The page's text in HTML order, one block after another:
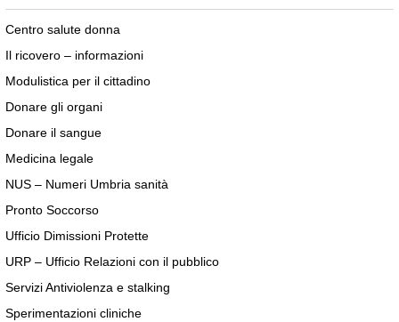
Centro salute donna
Il ricovero – informazioni
Modulistica per il cittadino
Donare gli organi
Donare il sangue
Medicina legale
NUS – Numeri Umbria sanità
Pronto Soccorso
Ufficio Dimissioni Protette
URP – Ufficio Relazioni con il pubblico
Servizi Antiviolenza e stalking
Sperimentazioni cliniche